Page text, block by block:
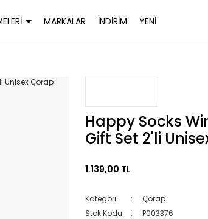
MARKALAR İNDİRİM YENİ
Happy Socks
Gift Set 2'li
1.139,00 TL
Kategori
Çorap
Stok Kodu
P003376